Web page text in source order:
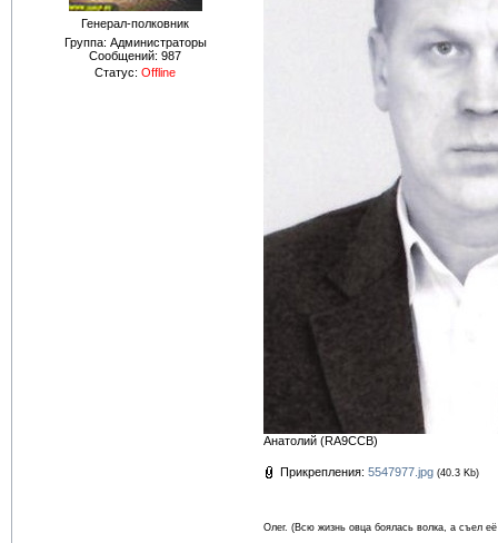
Генерал-полковник
Группа: Администраторы
Сообщений: 987
Статус: Offline
Анатолий (RA9CCB)
Прикрепления: 5547977.jpg (40.3 Kb)
Олег. (Всю жизнь овца боялась волка, а съел её